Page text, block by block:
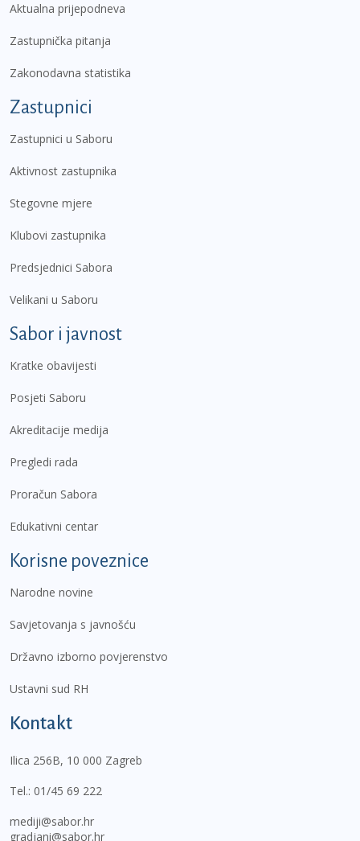
Aktualna prijepodneva
Zastupnička pitanja
Zakonodavna statistika
Zastupnici
Zastupnici u Saboru
Aktivnost zastupnika
Stegovne mjere
Klubovi zastupnika
Predsjednici Sabora
Velikani u Saboru
Sabor i javnost
Kratke obavijesti
Posjeti Saboru
Akreditacije medija
Pregledi rada
Proračun Sabora
Edukativni centar
Korisne poveznice
Narodne novine
Savjetovanja s javnošću
Državno izborno povjerenstvo
Ustavni sud RH
Kontakt
Ilica 256B, 10 000 Zagreb
Tel.: 01/45 69 222
mediji@sabor.hr
gradjani@sabor.hr